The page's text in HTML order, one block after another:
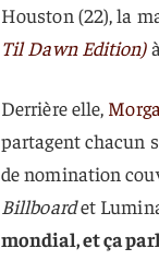
Houston (22), la
Til Dawn Edition)
Derrière elle,
partagent chacun
de nomination
Billboardet
mondial, et ça